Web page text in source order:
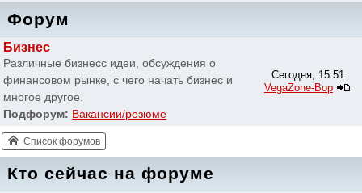
Кто сейчас на форуме
Форум
Бизнес
Различные бизнесс идеи, обсуждения о
финансовом рынке, с чего начать бизнес и
многое другое.
Подфорум: Вакансии/резюме
Сегодня, 15:51
VegaZone-Bop
Список форумов